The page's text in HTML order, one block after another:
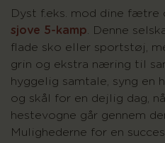
Dyst f.eks. mod dine fætre
sjove 5-kamp . Denne
flade sko eller sportstøj,
grin og ekstra næring til
hyggelig samtale, syng en
og skål for en dejlig dag,
hestevogne går gennem
Mulighederne for en